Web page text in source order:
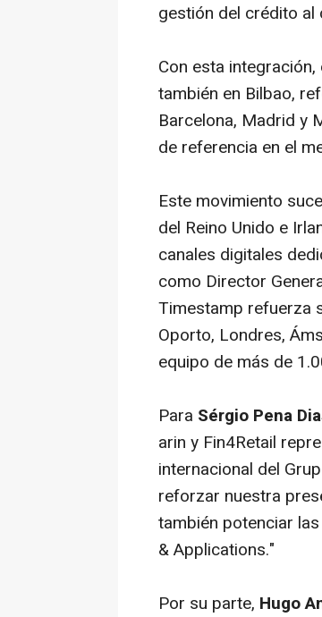
gestión del crédito al
Con esta
también en Bilbao,
Barcelona, Madrid y
de referencia en el
Este movimiento
del Reino Unido e
canales digitales
como Director
Timestamp refuerza
Oporto, Londres,
equipo de más de
Para Sérgio Pena
arin y Fin4Retail
internacional del
reforzar nuestra
también potenciar
& Applications."
Por su parte, Hugo